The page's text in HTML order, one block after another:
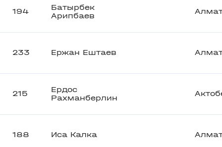
194
Батырбек
Арипбаев
233 Ержан Ештаев
215
Ердос
Рахманберлин
188 Иса Калка